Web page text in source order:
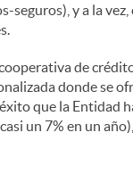
seguros), y a la
de
donde se
que la Entidad
un 7% en un